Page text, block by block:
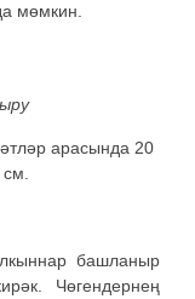
мөмкин.
арасында 20
башланыр
Чөгендернең